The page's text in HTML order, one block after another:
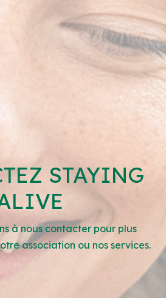
STAYING
à nous contacter pour plus
association ou nos services.